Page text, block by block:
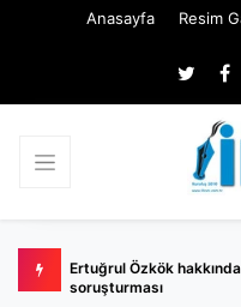
Anasayfa Resim
belli
Ertuğrul Özkök
soruşturması